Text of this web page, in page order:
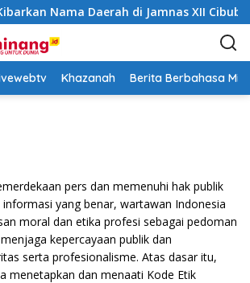
Nama Daerah di Jamnas XII Cibubur
Khazanah Berita Berbahasa
pers dan memenuhi hak publik
yang benar, wartawan Indonesia
moral dan etika profesi sebagai pedoman
kepercayaan publik dan
serta profesionalisme. Atas dasar itu,
menetapkan dan menaati Kode Etik